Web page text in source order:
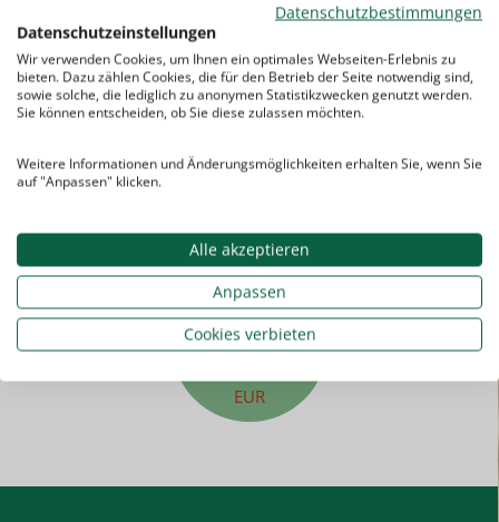
Sie haben noch Fragen? Kein Problem!
Kontaktieren Sie uns einfach.
ab
22,50
EUR
Datenschutzbestimmungen
Datenschutzeinstellungen
Wir verwenden Cookies, um Ihnen ein optimales Webseiten-Erlebnis zu
bieten. Dazu zählen Cookies, die für den Betrieb der Seite notwendig sind,
sowie solche, die lediglich zu anonymen Statistikzwecken genutzt werden.
Sie können entscheiden, ob Sie diese zulassen möchten.
Weitere Informationen und Änderungsmöglichkeiten erhalten Sie, wenn Sie
auf "Anpassen" klicken.
Alle akzeptieren
Anpassen
Cookies verbieten